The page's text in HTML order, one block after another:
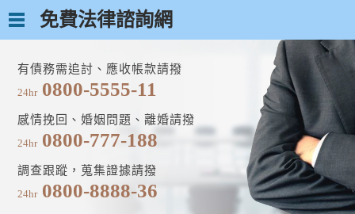
免費法律諮詢網
有債務需追討、應收帳款請撥
24hr 0800-5555-11
感情挽回、婚姻問題、離婚請撥
24hr 0800-777-188
調查跟蹤，蒐集證據請撥
24hr 0800-8888-36